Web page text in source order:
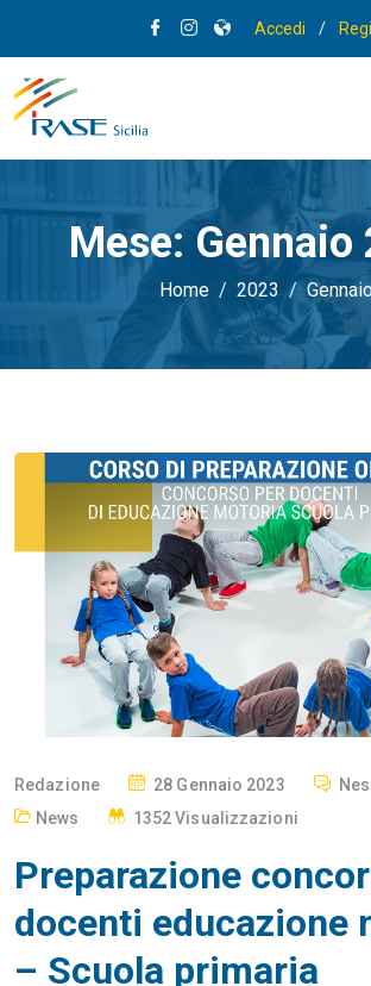
Accedi /
Mese: Gennaio
Home 2023
Redazione
P
O
T
D
O
28 Gennaio 2023
News
1352 Visualizzazioni
Preparazione
docenti educazione
– Scuola primaria